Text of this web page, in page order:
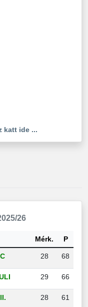
katt ide ...
26
Mérk. P
28 68
29 66
28 61